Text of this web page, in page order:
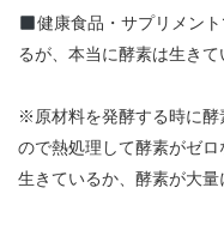
健康食品・サプリメン
るが、本当に酵素は生きて
※原材料を発酵する時に酵
ので熱処理して酵素がゼ
生きているか、酵素が大